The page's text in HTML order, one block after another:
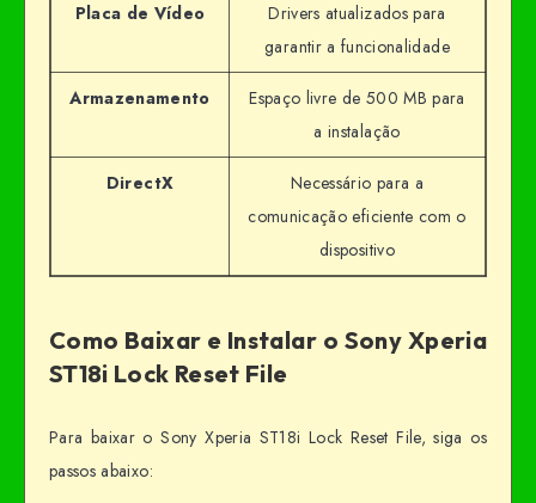
Placa de Vídeo
Drivers atualizados para
garantir a funcionalidade
Armazenamento
Espaço livre de 500 MB para
a instalação
DirectX
Necessário para a
comunicação eficiente com o
dispositivo
Como Baixar e Instalar o Sony Xperia
ST18i Lock Reset File
Para baixar o Sony Xperia ST18i Lock Reset File, siga os
passos abaixo: